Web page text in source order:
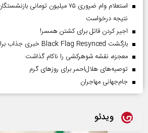
استعلام وام ضروری ۷۵ میلیون
نتیجه درخواست
اجیر کردن قاتل برای کشتن همسر!
بازگشت Black Flag Resynced خبری جذاب برای دوستداران بازی
معجزه، نقشه شوهرکشی را ناکام گذاشت
توصیه‌های هلال‌احمر برای روز‌های گرم
جام‌جهانی مهاجران
ویدئو